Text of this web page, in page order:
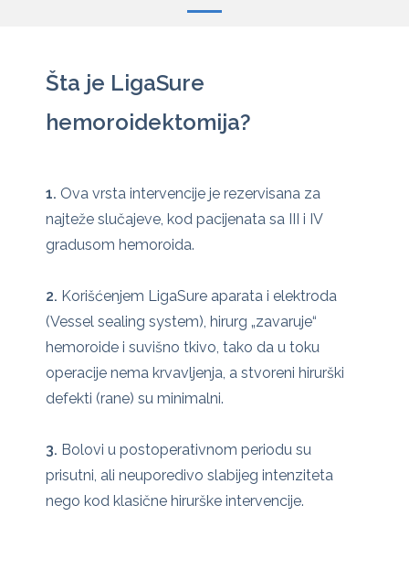
Šta je LigaSure
hemoroidektomija?
1. Ova vrsta intervencije je rezervisana za
najteže slučajeve, kod pacijenata sa III i IV
gradusom hemoroida.
2. Korišćenjem LigaSure aparata i elektroda
(Vessel sealing system), hirurg „zavaruje“
hemoroide i suvišno tkivo, tako da u toku
operacije nema krvavljenja, a stvoreni hirurški
defekti (rane) su minimalni.
3. Bolovi u postoperativnom periodu su
prisutni, ali neuporedivo slabijeg intenziteta
nego kod klasične hirurške intervencije.